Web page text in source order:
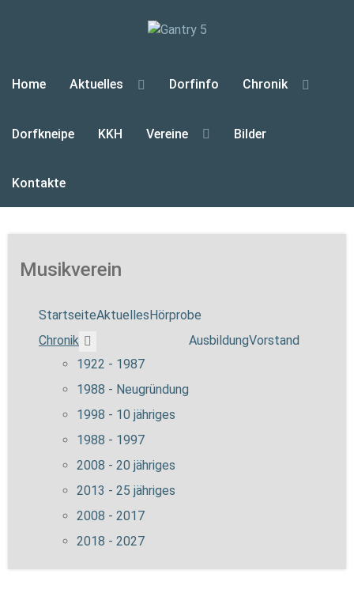
Home Aktuelles Dorfinfo Chronik
Dorfkneipe KKH Vereine Bilder
Kontakte
Musikverein
StartseiteAktuellesHörprobe
Chronik
More about: Chronik
1922 - 1987
1988 - Neugründung
1998 - 10 jähriges
1988 - 1997
2008 - 20 jähriges
2013 - 25 jähriges
2008 - 2017
2018 - 2027
AusbildungVorstand